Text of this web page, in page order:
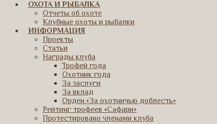
ОХОТА И РЫБАЛКА
Отчеты об охоте
Клубные охоты и рыбалки
ИНФОРМАЦИЯ
Проекты
Статьи
Награды клуба
Трофей года
Охотник года
За заслуги
За вклад
Орден «За охотничью доблесть»
Рейтинг трофеев «Сафари»
Протестировано членами клуба